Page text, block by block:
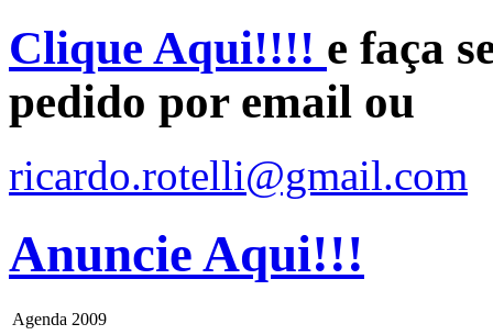
Clique Aqui!!!! e faça
pedido por email ou
ricardo.rotelli@gmail.com
Anuncie Aqui!!!
Agenda 2009